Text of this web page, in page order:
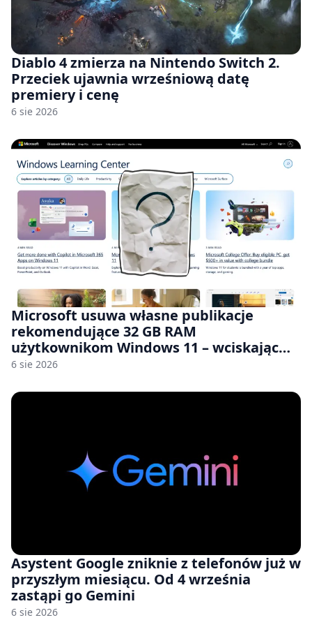
Diablo 4 zmierza na Nintendo Switch 2.
Przeciek ujawnia wrześniową datę
premiery i cenę
6 sie 2026
Microsoft usuwa własne publikacje
rekomendujące 32 GB RAM
użytkownikom Windows 11 – wciskając
nam przy tym komputery z 8 GB RAM po
6 sie 2026
Asystent Google zniknie z telefonów już w
przyszłym miesiącu. Od 4 września
zastąpi go Gemini
6 sie 2026